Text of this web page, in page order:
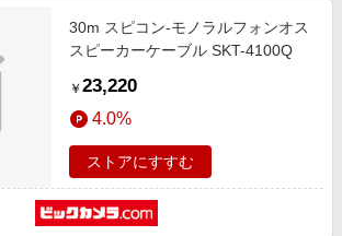
30m スピコン-モノラルフォンオス
スピーカーケーブル SKT-4100Q
￥ 23,220
4.0%
ストアにすすむ